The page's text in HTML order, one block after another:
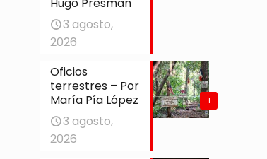
3 agosto,
2026
1
Oficios
terrestres – Por
María Pía López
3 agosto,
2026